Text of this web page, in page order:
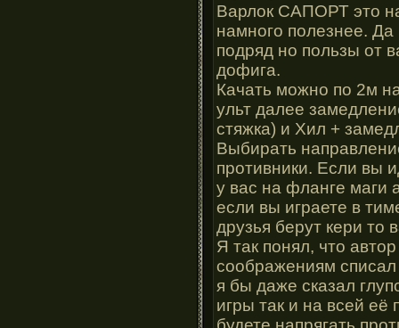
Варлок САПОРТ это
намного полезнее.
подряд но пользы от
дофига.
Качать можно по 2м
ульт далее
стяжка) и Хил +
Выбирать
противники. Если вы
у вас на фланге маги
если вы играете в
друзья берут кери то
Я так понял, что
соображениям списал
я бы даже сказал
игры так и на всей её